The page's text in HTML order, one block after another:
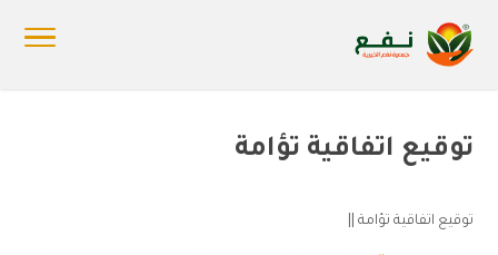
توقيع اتفاقية تؤامة
توقيع اتفاقية تؤامة ||